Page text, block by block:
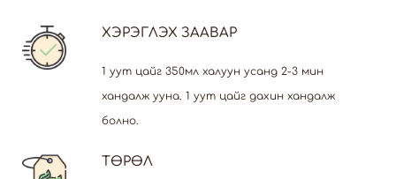
ХЭРЭГЛЭХ ЗААВАР
1 уут цайг 350мл халуун усанд 2-3 мин
хандалж ууна. 1 уут цайг дахин хандалж
болно.
ТӨРӨЛ